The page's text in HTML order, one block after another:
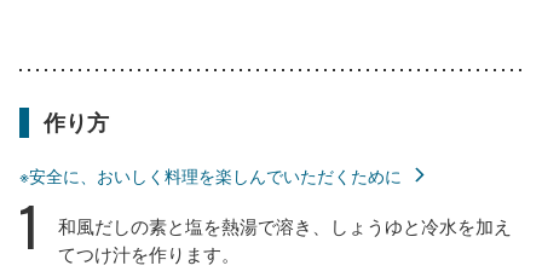
作り方
※安全に、おいしく料理を楽しんでいただくために
1
和風だしの素と塩を熱湯で溶き、しょうゆと冷水を加え
てつけ汁を作ります。